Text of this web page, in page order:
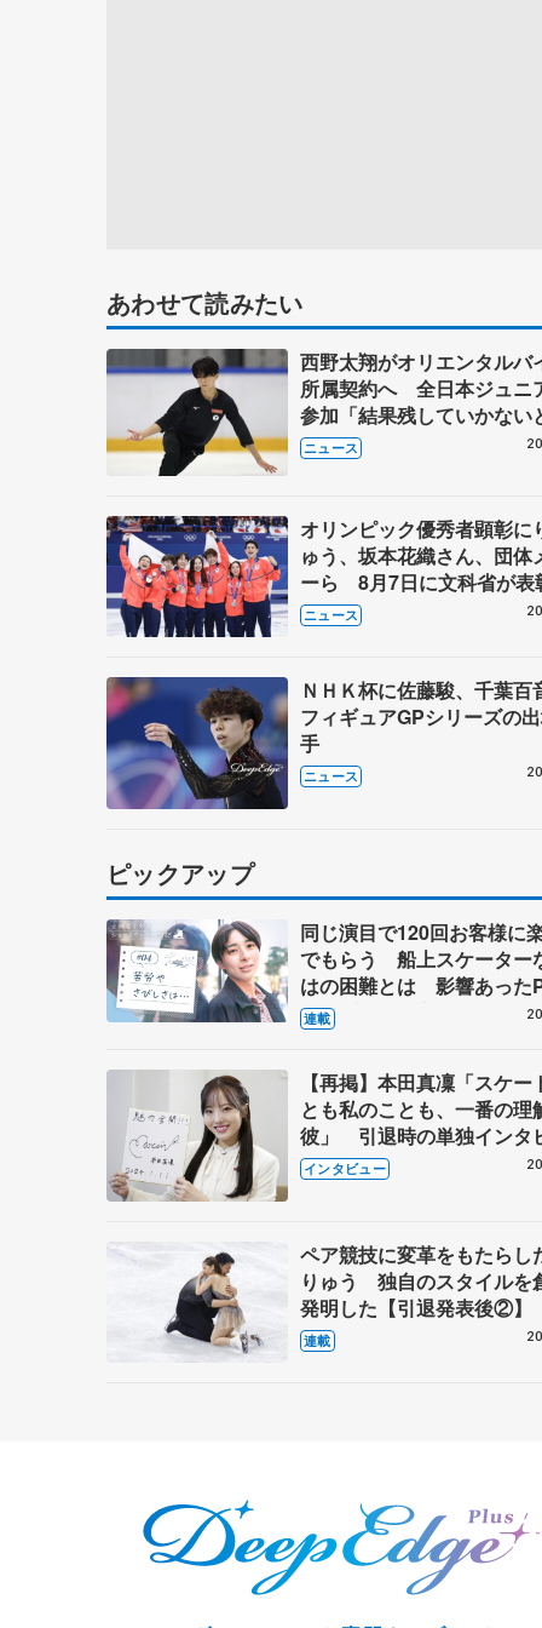
あわせて読みたい
西野太翔がオリエンタルバ
所属契約へ 全日本ジュニ
参加「結果残していかな
講師はジェーソン・ブラウ
万佑子は助言感謝
ニュース
オリンピック優秀者顕彰に
ゅう、坂本花織さん、団体
ーら 8月7日に文科省が表
ブルーノ・マルコット、中
らコーチも
ニュース
ＮＨＫ杯に佐藤駿、千葉
フィギュアGPシリーズの
手
ニュース
ピックアップ
同じ演目で120回お客様に
でもらう 船上スケーター
はの困難とは 影響あった
キャプテン松永さんの存在
連載
【再掲】本田真凜「スケー
とも私のことも、一番の理
彼」 引退時の単独インタ
で語った競技人生や家族、
これからの夢…
インタビュー
ペア競技に変革をもたらし
りゅう 独自のスタイルを
発明した【引退発表後②】
連載